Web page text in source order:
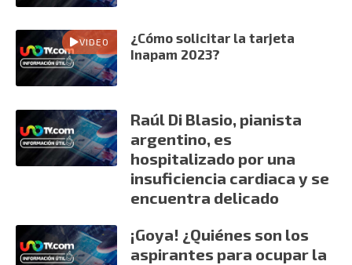
VIDEO
¿Cómo solicitar la tarjeta
Inapam 2023?
Raúl Di Blasio, pianista
argentino, es
hospitalizado por una
insuficiencia cardiaca y se
encuentra delicado
¡Goya! ¿Quiénes son los
aspirantes para ocupar la